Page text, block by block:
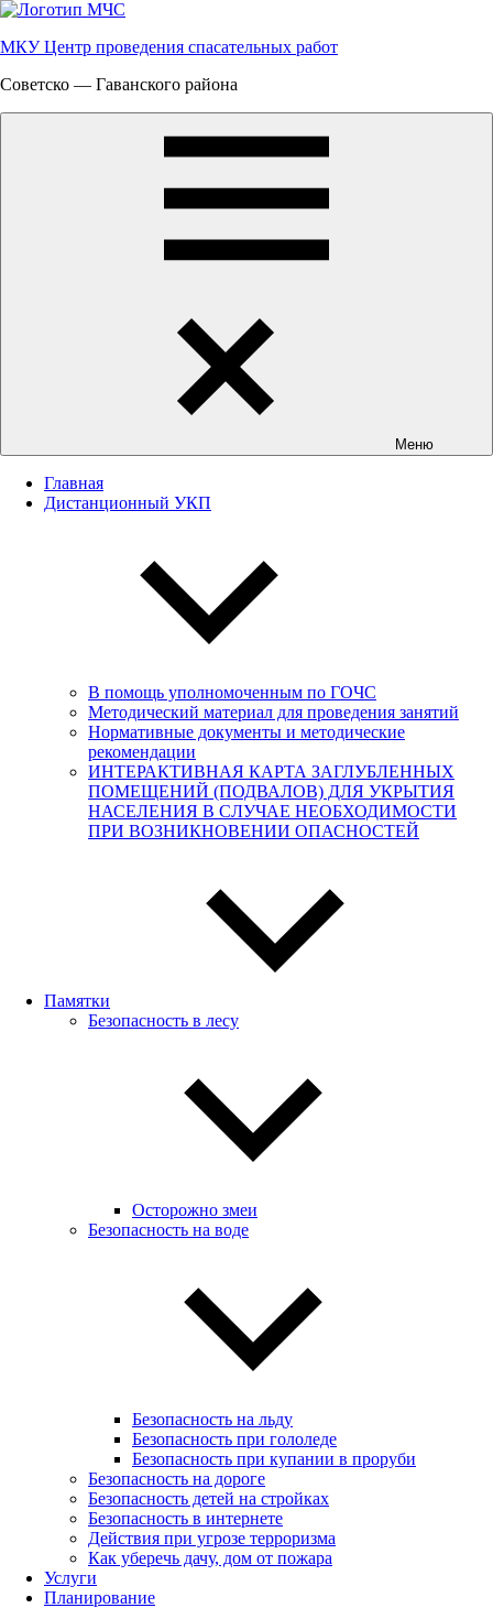
Перейти
содержимому
МКУ Центр проведения спасательных работ
Советско — Гаванского района
Меню
Главная
Дистанционный УКП
В помощь уполномоченным по ГОЧС
Методический материал для проведения занятий
Нормативные документы и методические
рекомендации
ИНТЕРАКТИВНАЯ КАРТА ЗАГЛУБЛЕННЫХ
ПОМЕЩЕНИЙ (ПОДВАЛОВ) ДЛЯ УКРЫТИЯ
НАСЕЛЕНИЯ В СЛУЧАЕ НЕОБХОДИМОСТИ
ПРИ ВОЗНИКНОВЕНИИ ОПАСНОСТЕЙ
Памятки
Безопасность в лесу
Осторожно змеи
Безопасность на воде
Безопасность на льду
Безопасность при гололеде
Безопасность при купании в проруби
Безопасность на дороге
Безопасность детей на стройках
Безопасность в интернете
Действия при угрозе терроризма
Как уберечь дачу, дом от пожара
Услуги
Планирование